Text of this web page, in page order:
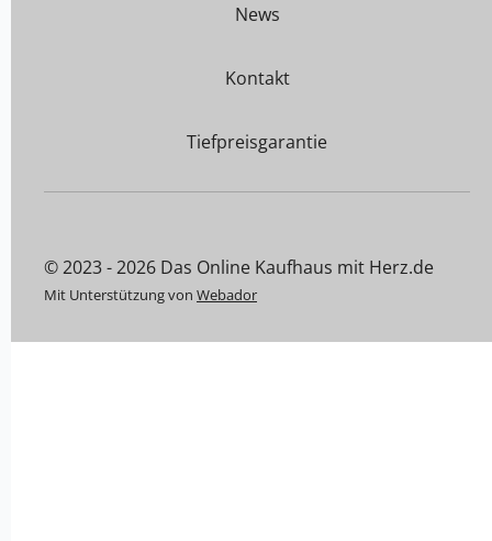
News
Kontakt
Tiefpreisgarantie
© 2023 - 2026 Das Online Kaufhaus mit Herz.de
Mit Unterstützung von Webador